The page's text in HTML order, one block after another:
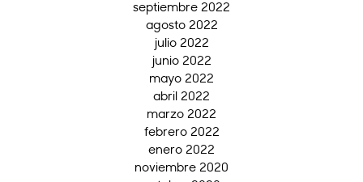
septiembre 2022
agosto 2022
julio 2022
junio 2022
mayo 2022
abril 2022
marzo 2022
febrero 2022
enero 2022
noviembre 2020